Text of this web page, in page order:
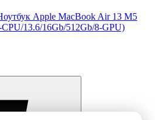
Apple MacBook Air 13 M5
13.6/16Gb/512Gb/8-GPU)